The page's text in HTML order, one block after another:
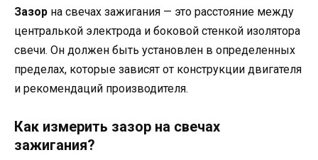
Зазор на свечах зажигания — это расстояние между
централькой электрода и боковой стенкой изолятора
свечи. Он должен быть установлен в определенных
пределах, которые зависят от конструкции двигателя
и рекомендаций производителя.
Как измерить зазор на свечах
зажигания?